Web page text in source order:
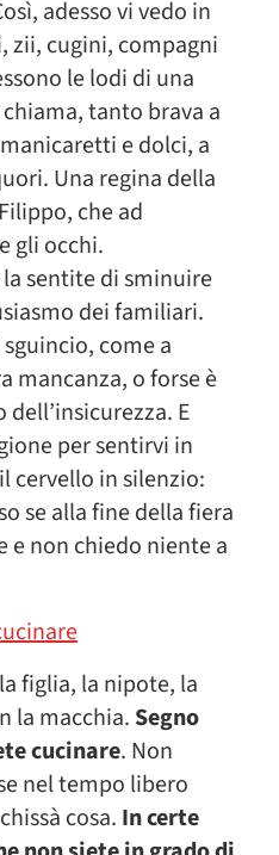
adesso vi vedo in
zii, cugini, compagni
le lodi di una
tanto brava a
e dolci, a
Una regina della
che ad
gli occhi.
sentite di sminuire
dei familiari.
come a
mancanza, o forse è
E
per sentirvi in
cervello in silenzio:
se alla fine della fiera
e non chiedo niente a
figlia, la nipote, la
la macchia. Segno
cucinare. Non
nel tempo libero
cosa. In certe